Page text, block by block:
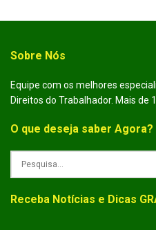
Sobre Nós
Equipe com os melhores
Direitos do Trabalhador. Mais de
O que deseja saber Agora?
Receba Notícias e Dicas